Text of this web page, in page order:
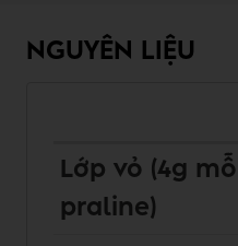
NGUYÊN LIỆU
Lớp vỏ (4g
praline)